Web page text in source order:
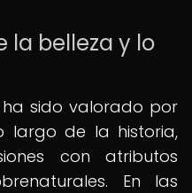
la belleza y lo
sido valorado por
largo de la historia,
con atributos
En las